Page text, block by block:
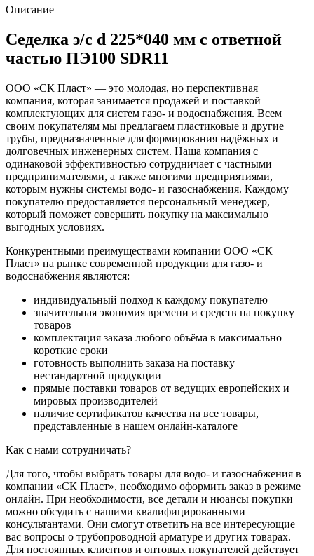
ПЭ100
Описание
Седелка э/с d 225*040 мм с ответной
частью ПЭ100 SDR11
ООО «СК Пласт» — это молодая, но перспективная
компания, которая занимается продажей и поставкой
комплектующих для систем газо- и водоснабжения. Всем
своим покупателям мы предлагаем пластиковые и другие
трубы, предназначенные для формирования надёжных и
долговечных инженерных систем. Наша компания с
одинаковой эффективностью сотрудничает с частными
предпринимателями, а также многими предприятиями,
которым нужны системы водо- и газоснабжения. Каждому
покупателю предоставляется персональный менеджер,
который поможет совершить покупку на максимально
выгодных условиях.
Конкурентными преимуществами компании ООО «СК
Пласт» на рынке современной продукции для газо- и
водоснабжения являются:
индивидуальный подход к каждому покупателю
значительная экономия времени и средств на покупку
товаров
комплектация заказа любого объёма в максимально
короткие сроки
готовность выполнить заказа на поставку
нестандартной продукции
прямые поставки товаров от ведущих европейских и
мировых производителей
наличие сертификатов качества на все товары,
представленные в нашем онлайн-каталоге
Как с нами сотрудничать?
Для того, чтобы выбрать товары для водо- и газоснабжения в
компании «СК Пласт», необходимо оформить заказ в режиме
онлайн. При необходимости, все детали и нюансы покупки
можно обсудить с нашими квалифицированными
консультантами. Они смогут ответить на все интересующие
вас вопросы о трубопроводной арматуре и других товарах.
Для постоянных клиентов и оптовых покупателей действует